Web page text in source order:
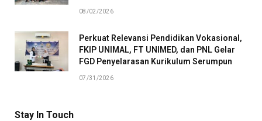
08/02/2026
Perkuat Relevansi Pendidikan Vokasional,
FKIP UNIMAL, FT UNIMED, dan PNL Gelar
FGD Penyelarasan Kurikulum Serumpun
07/31/2026
Stay In Touch